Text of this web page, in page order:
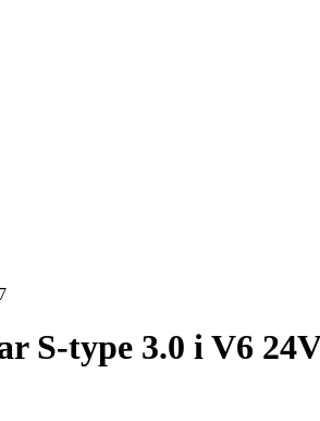
S-type 3.0 i V6